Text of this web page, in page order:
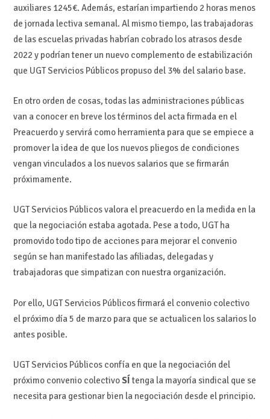
auxiliares 1245€. Además, estarían impartiendo 2 horas menos
de jornada lectiva semanal. Al mismo tiempo, las trabajadoras
de las escuelas privadas habrían cobrado los atrasos desde
2022 y podrían tener un nuevo complemento de estabilización
que UGT Servicios Públicos propuso del 3% del salario base.
En otro orden de cosas, todas las administraciones públicas
van a conocer en breve los términos del acta firmada en el
Preacuerdo y servirá como herramienta para que se empiece a
promover la idea de que los nuevos pliegos de condiciones
vengan vinculados a los nuevos salarios que se firmarán
próximamente.
UGT Servicios Públicos valora el preacuerdo en la medida en la
que la negociación estaba agotada. Pese a todo, UGT ha
promovido todo tipo de acciones para mejorar el convenio
según se han manifestado las afiliadas, delegadas y
trabajadoras que simpatizan con nuestra organización.
Por ello, UGT Servicios Públicos firmará el convenio colectivo
el próximo día 5 de marzo para que se actualicen los salarios lo
antes posible.
UGT Servicios Públicos confía en que la negociación del
próximo convenio colectivoSÍtenga la mayoría sindical que se
necesita para gestionar bien la negociación desde el principio.